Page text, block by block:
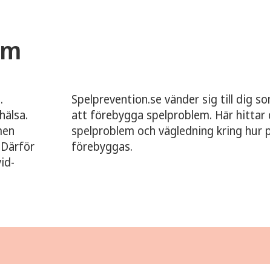
Spelprevention.se vänder sig till dig
att förebygga spelproblem. Här hittar
spelproblem och vägledning kring hur
förebyggas.